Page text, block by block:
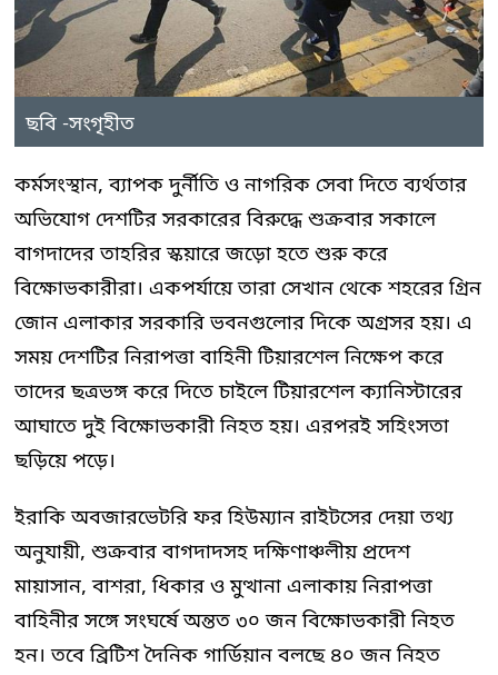
ছবি -সংগৃহীত
কর্মসংস্থান, ব্যাপক দুর্নীতি ও নাগরিক সেবা দিতে ব্যর্থতার
অভিযোগ দেশটির সরকারের বিরুদ্ধে শুক্রবার সকালে
বাগদাদের তাহরির স্কয়ারে জড়ো হতে শুরু করে
বিক্ষোভকারীরা। একপর্যায়ে তারা সেখান থেকে শহরের গ্রিন
জোন এলাকার সরকারি ভবনগুলোর দিকে অগ্রসর হয়। এ
সময় দেশটির নিরাপত্তা বাহিনী টিয়ারশেল নিক্ষেপ করে
তাদের ছত্রভঙ্গ করে দিতে চাইলে টিয়ারশেল ক্যানিস্টারের
আঘাতে দুই বিক্ষোভকারী নিহত হয়। এরপরই সহিংসতা
ছড়িয়ে পড়ে।
ইরাকি অবজারভেটরি ফর হিউম্যান রাইটসের দেয়া তথ্য
অনুযায়ী, শুক্রবার বাগদাদসহ দক্ষিণাঞ্চলীয় প্রদেশ
মায়াসান, বাশরা, ধিকার ও মুত্থানা এলাকায় নিরাপত্তা
বাহিনীর সঙ্গে সংঘর্ষে অন্তত ৩০ জন বিক্ষোভকারী নিহত
হন। তবে ব্রিটিশ দৈনিক গার্ডিয়ান বলছে ৪০ জন নিহত